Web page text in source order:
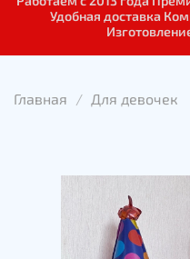
Удобная доставка
Главная Для девочек